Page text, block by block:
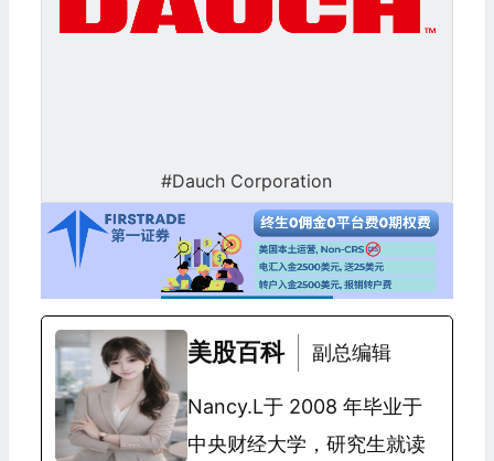
#Dauch Corporation
美股百科 副总编辑
Nancy.L于 2008 年毕业于
中央财经大学，研究生就读